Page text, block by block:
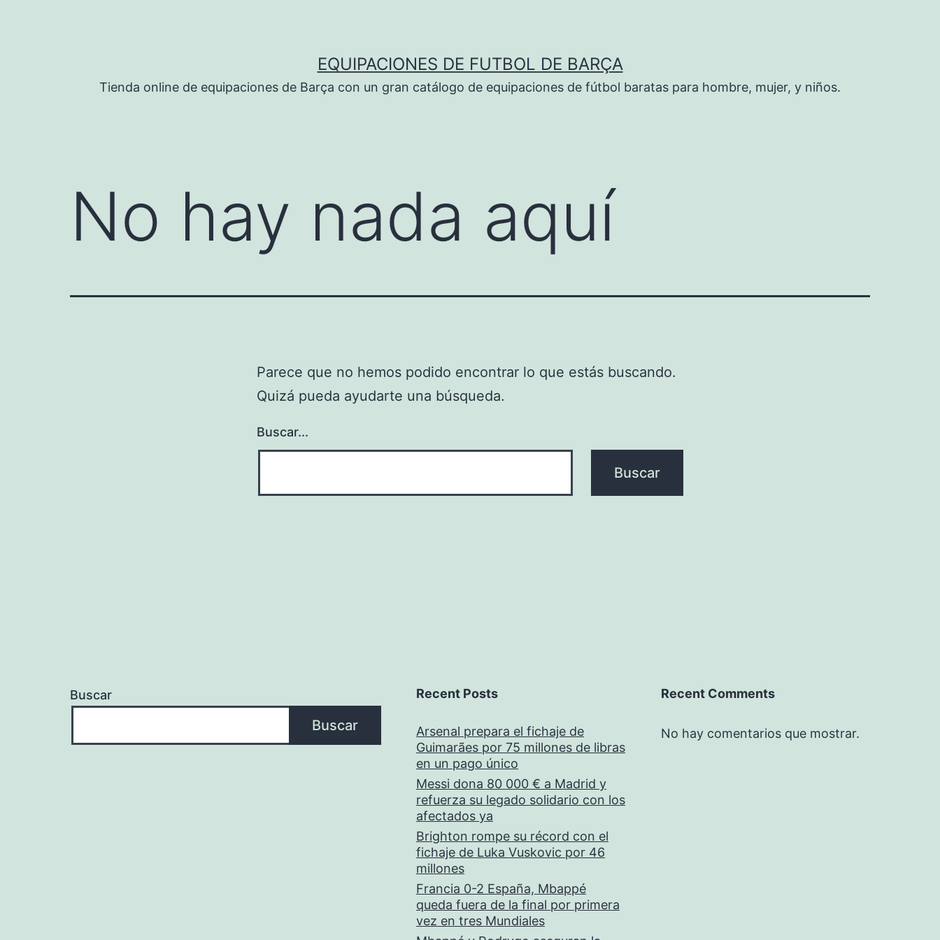
EQUIPACIONES DE FUTBOL DE BARÇA
Tienda online de equipaciones de Barça con un gran catálogo de equipaciones de fútbol baratas para hombre, mujer, y niños.
No hay nada aquí
Parece que no hemos podido encontrar lo que estás buscando.
Quizá pueda ayudarte una búsqueda.
Buscar...
Buscar
Buscar
Recent Posts
Arsenal prepara el fichaje de
Guimarães por 75 millones de libras
en un pago único
Messi dona 80 000 € a Madrid y
refuerza su legado solidario con los
afectados ya
Brighton rompe su récord con el
fichaje de Luka Vuskovic por 46
millones
Francia 0-2 España, Mbappé
queda fuera de la final por primera
vez en tres Mundiales
Recent Comments
No hay comentarios que mostrar.